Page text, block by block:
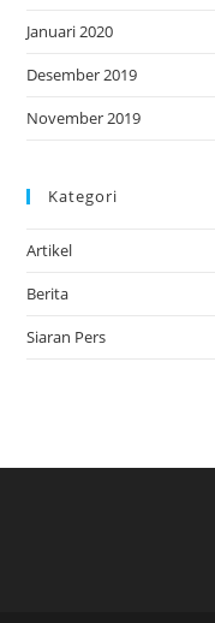
Januari 2020
Desember 2019
November 2019
Kategori
Artikel
Berita
Siaran Pers